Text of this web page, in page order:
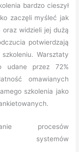
bardzo cieszył
zaczęli myśleć jak
widzieli jej dużą
potwierdzają
Warsztaty
udane przez 72%
omawianych
szkolenia jako
procesów
systemów